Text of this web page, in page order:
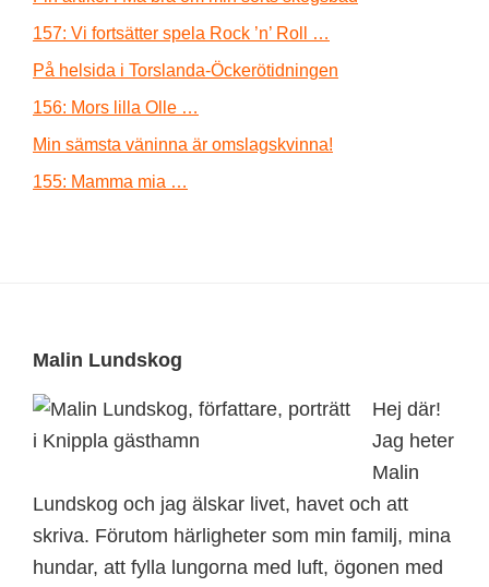
157: Vi fortsätter spela Rock ’n’ Roll …
På helsida i Torslanda-Öckerötidningen
156: Mors lilla Olle …
Min sämsta väninna är omslagskvinna!
155: Mamma mia …
Footer
Malin Lundskog
Hej där!
Jag heter
Malin
Lundskog och jag älskar livet, havet och att
skriva. Förutom härligheter som min familj, mina
hundar, att fylla lungorna med luft, ögonen med